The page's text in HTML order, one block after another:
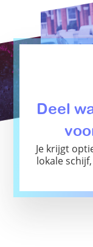
Deel
Je krijgt
lokale